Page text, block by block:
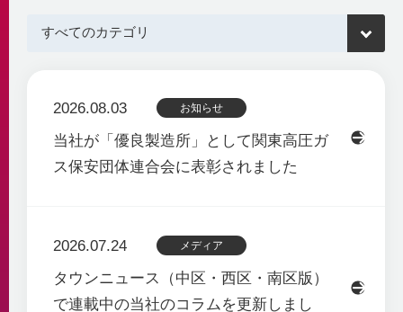
BCP
地域連携
地域への参画
教育機関との連携
人材育成と多様な働き方
取得認証
経済性
みなとみらい21中央地区の地域冷暖房
センタープラント
主要設備
地域導管
会社紹介動画
企業理念・行動指針
決算情報・熱販売状況
各種公開情報
建築物省エネ法
熱供給事業者別排出係数
2026.08.03 お知らせ
当社が「優良製造所」として関東高圧ガ
ス保安団体連合会に表彰されました
2026.07.24 メディア
タウンニュース（中区・西区・南区版）
で連載中の当社のコラムを更新しまし